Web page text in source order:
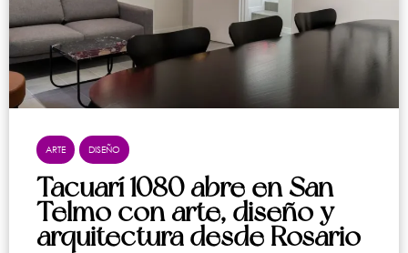
ARTE DISEÑO
Tacuarí 1080 abre en San
Telmo con arte, diseño y
arquitectura desde Rosario